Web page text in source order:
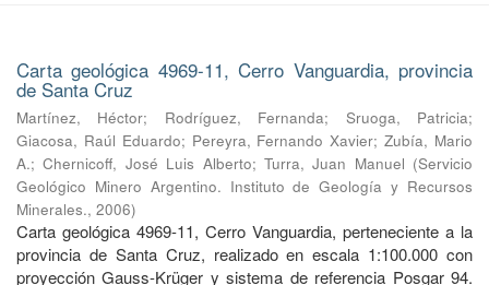
Carta geológica 4969-11, Cerro Vanguardia, provincia
de Santa Cruz
Martínez, Héctor; Rodríguez, Fernanda; Sruoga, Patricia;
Giacosa, Raúl Eduardo; Pereyra, Fernando Xavier;Zubía, Mario
A.;Chernicoff, José Luis Alberto; Turra, Juan Manuel (Servicio
Geológico Minero Argentino. Instituto de Geología y Recursos
Minerales., 2006)
Carta geológica 4969-11, Cerro Vanguardia, perteneciente a la
provincia de Santa Cruz, realizado en escala 1:100.000 con
proyección Gauss-Krüger y sistema de referencia Posgar 94.